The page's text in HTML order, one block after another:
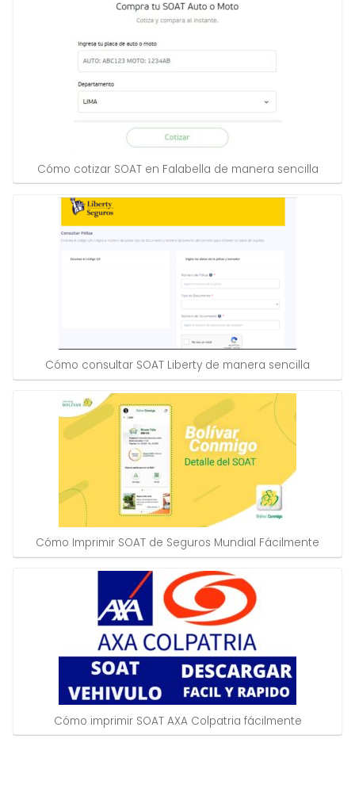
Cómo cotizar SOAT en Falabella de manera sencilla
Cómo consultar SOAT Liberty de manera sencilla
Cómo Imprimir SOAT de Seguros Mundial Fácilmente
Cómo imprimir SOAT AXA Colpatria fácilmente